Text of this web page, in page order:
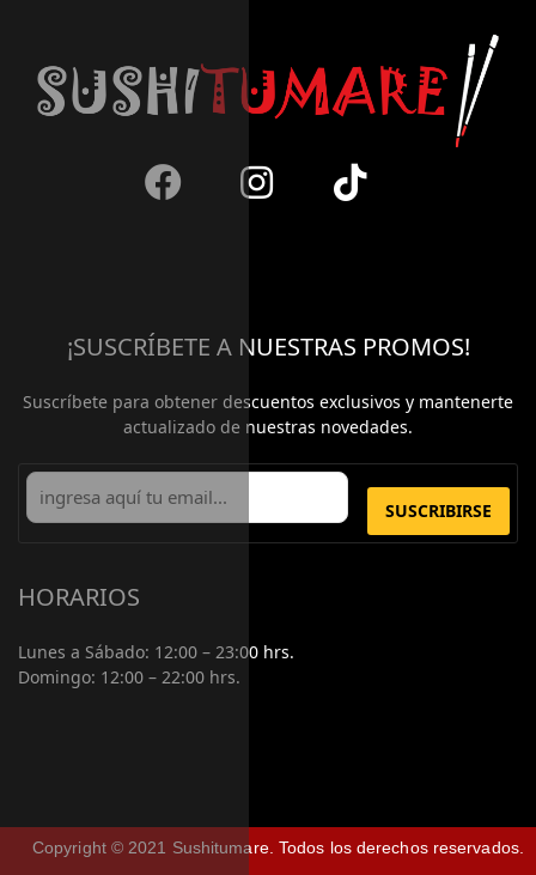
HORARIOS
Lunes a Sábado: 12:00 – 23:00 hrs.
Domingo: 12:00 – 22:00 hrs.
¡SUSCRÍBETE A NUESTRAS PROMOS!
Suscríbete para obtener descuentos exclusivos y mantenerte
actualizado de nuestras novedades.
SUSCRIBIRSE
Copyright © 2021 Sushitumare. Todos los derechos reservados.